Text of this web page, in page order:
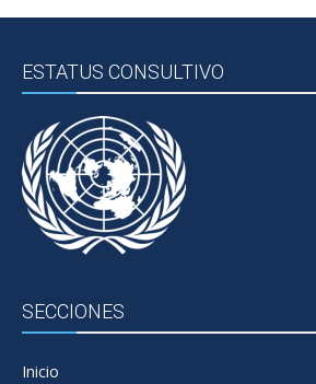
ESTATUS CONSULTIVO
SECCIONES
Inicio